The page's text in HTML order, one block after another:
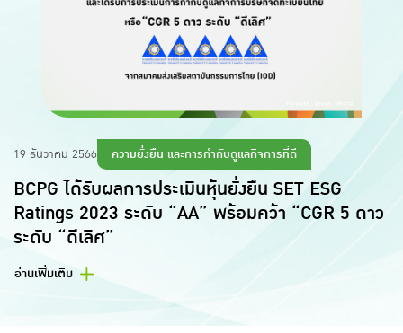
19 ธันวาคม 2566 ความยั่งยืน และการกำกับดูแลกิจการที่ดี
BCPG ได้รับผลการประเมินหุ้นยั่งยืน SET ESG
Ratings 2023 ระดับ “AA” พร้อมคว้า “CGR 5 ดาว
ระดับ “ดีเลิศ”
อ่านเพิ่มเติม